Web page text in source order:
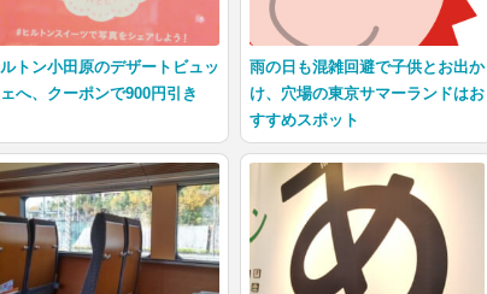
トン小田原のデザートビュッ
へ、クーポンで900円引き
雨の日も混雑回避で子供とお出か
け、穴場の東京サマーランドはお
すすめスポット